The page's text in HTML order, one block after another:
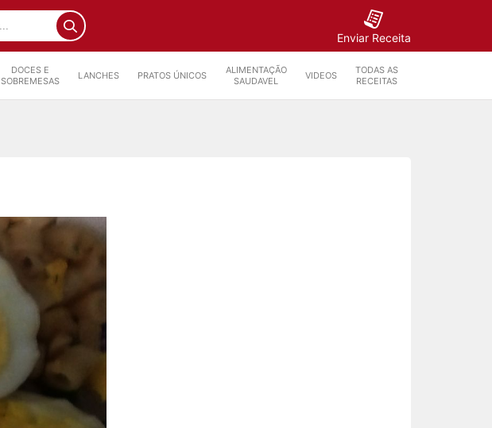
Enviar Receita
DOCES E
SOBREMESAS
LANCHES PRATOS ÚNICOS
ALIMENTAÇÃO
SAUDAVEL
VIDEOS
TODAS AS
RECEITAS